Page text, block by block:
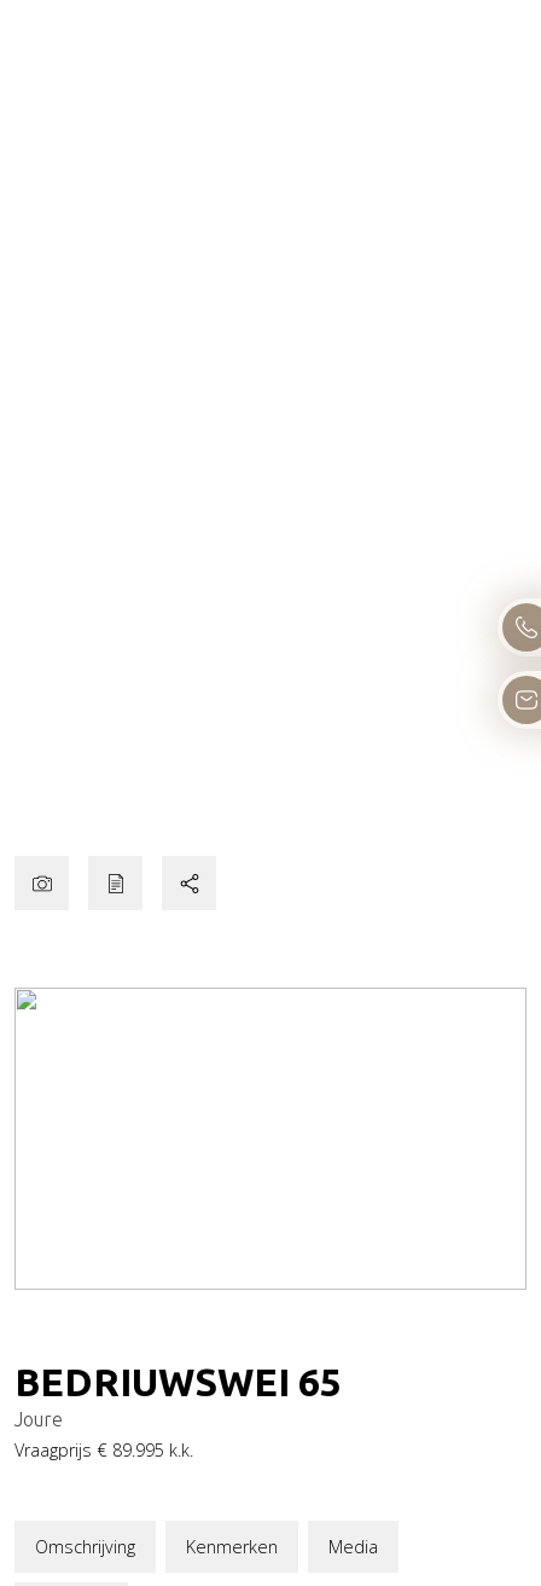
BEDRIUWSWEI 65
Joure
Vraagprijs € 89.995 k.k.
Omschrijving Kenmerken Media